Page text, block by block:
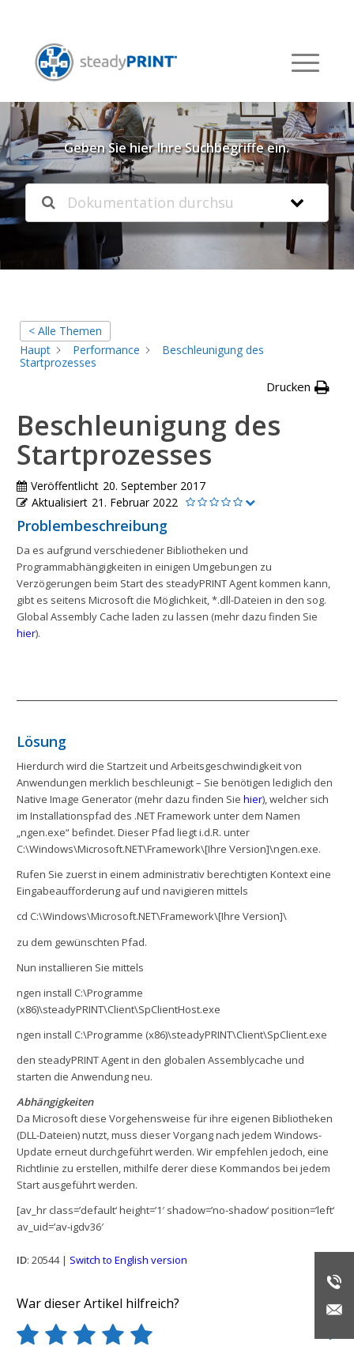
Willkommen in unserer
Knowledgebase
Geben Sie hier Ihre Suchbegriffe ein.
< Alle Themen
Haupt
Performance
Beschleunigung des
Startprozesses
Drucken
Beschleunigung des
Startprozesses
Veröffentlicht 20. September 2017
Aktualisiert 21. Februar 2022
Problembeschreibung
Da es aufgrund verschiedener Bibliotheken und
Programmabhängigkeiten in einigen Umgebungen zu
Verzögerungen beim Start des steadyPRINT Agent kommen kann,
gibt es seitens Microsoft die Möglichkeit, *.dll-Dateien in den sog.
Global Assembly Cache laden zu lassen (mehr dazu finden Sie
hier).
Lösung
Hierdurch wird die Startzeit und Arbeitsgeschwindigkeit von
Anwendungen merklich beschleunigt – Sie benötigen lediglich den
Native Image Generator (mehr dazu finden Sie hier), welcher sich
im Installationspfad des .NET Framework unter dem Namen
„ngen.exe“ befindet. Dieser Pfad liegt i.d.R. unter
C:\Windows\Microsoft.NET\Framework\[Ihre Version]\ngen.exe.
Rufen Sie zuerst in einem administrativ berechtigten Kontext eine
Eingabeaufforderung auf und navigieren mittels
cd C:\Windows\Microsoft.NET\Framework\[Ihre Version]\
zu dem gewünschten Pfad.
Nun installieren Sie mittels
ngen install C:\Programme
(x86)\steadyPRINT\Client\SpClientHost.exe
ngen install C:\Programme (x86)\steadyPRINT\Client\SpClient.exe
den steadyPRINT Agent in den globalen Assemblycache und
starten die Anwendung neu.
Abhängigkeiten
Da Microsoft diese Vorgehensweise für ihre eigenen Bibliotheken
(DLL-Dateien) nutzt, muss dieser Vorgang nach jedem Windows-
Update erneut durchgeführt werden. Wir empfehlen jedoch, eine
Richtlinie zu erstellen, mithilfe derer diese Kommandos bei jedem
Start ausgeführt werden.
[av_hr class=’default‘ height=’1′ shadow=’no-shadow‘ position=’left‘
av_uid=’av-igdv36′
ID: 20544 | Switch to English version
War dieser Artikel hilfreich?